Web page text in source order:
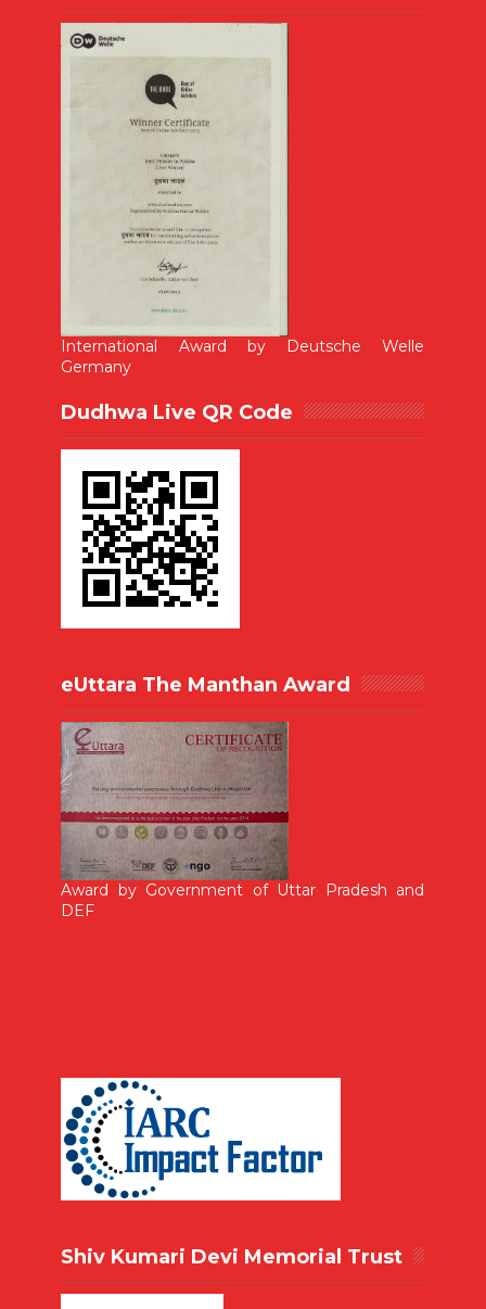
International Award by Deutsche Welle
Germany
Dudhwa Live QR Code
eUttara The Manthan Award
Award by Government of Uttar Pradesh and
DEF
Shiv Kumari Devi Memorial Trust